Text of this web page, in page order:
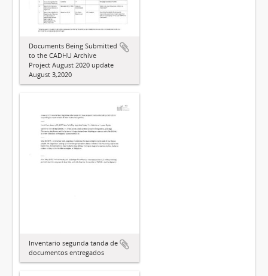
Documents Being Submitted
to the CADHU Archive
Project August 2020 update
August 3,2020
Inventario segunda tanda de
documentos entregados